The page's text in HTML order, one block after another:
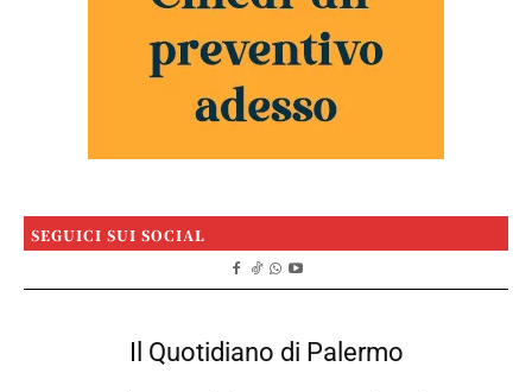
SEGUICI SUI SOCIAL
Il Quotidiano di Palermo